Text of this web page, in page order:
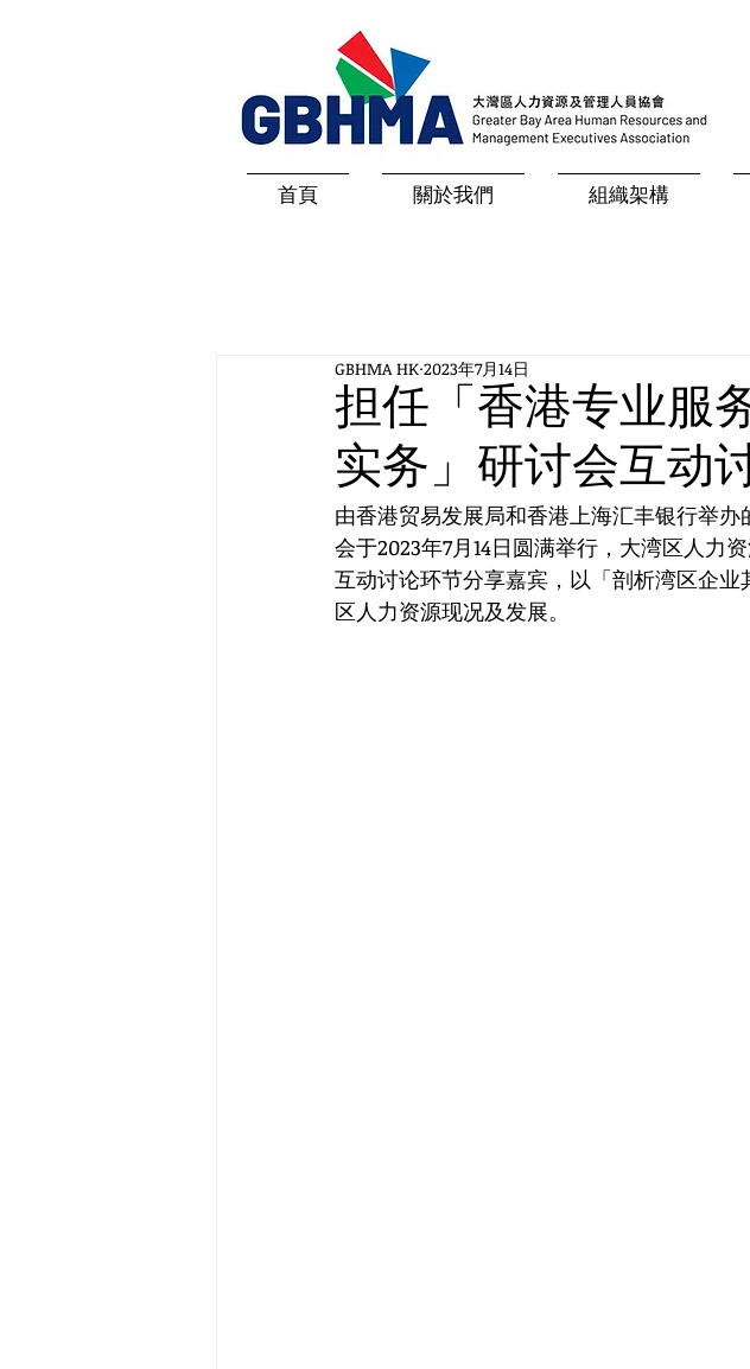
首頁 關於我們 組織架構
担任「香港专业服
实务」研讨会互动
GBHMA HK 2023年7月14日
由香港贸易发展局和香港上海汇丰银行举
会于2023年7月14日圆满举行，大湾区人力
互动讨论环节分享嘉宾，以「剖析湾区企
区人力资源现况及发展。